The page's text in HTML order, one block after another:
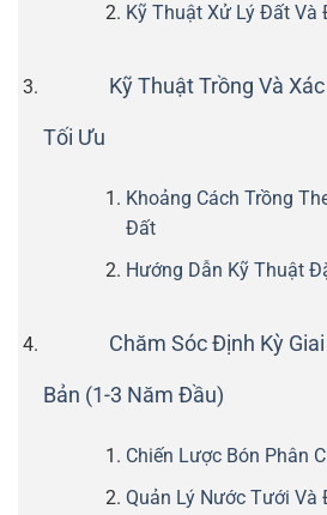
Kỹ Thuật Xử Lý Đất Và
Kỹ Thuật Trồng Và
Tối Ưu
Khoảng Cách Trồng
Đất
Hướng Dẫn Kỹ Thuật
Chăm Sóc Định Kỳ
Bản (1-3 Năm Đầu)
Chiến Lược Bón Phân
Quản Lý Nước Tưới Và